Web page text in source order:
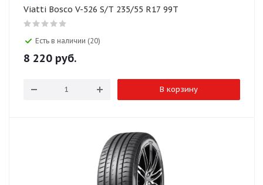
Viatti Bosco V-526 S/T 235/55 R17 99T
Есть в наличии (20)
8 220 руб.
В корзину